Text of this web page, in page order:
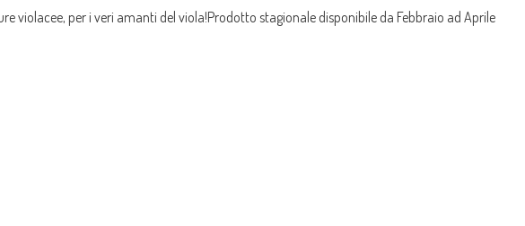
violacee, per i veri amanti del viola!Prodotto stagionale disponibile da Febbraio ad Aprile